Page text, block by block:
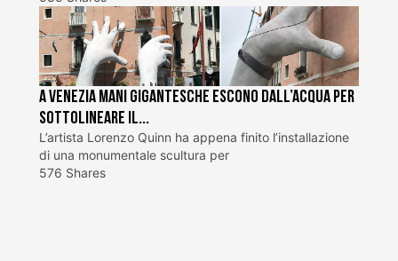
A Venezia mani gigantesche escono dall’acqua per
sottolineare il...
L’artista Lorenzo Quinn ha appena finito l’installazione
di una monumentale scultura per
576 Shares